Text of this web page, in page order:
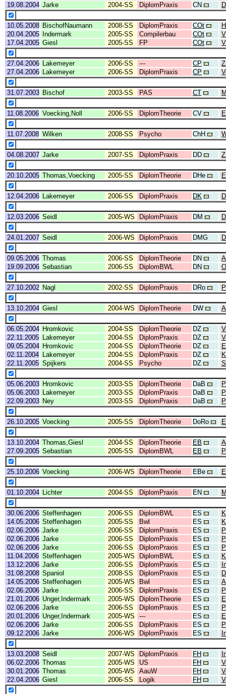
19.08.2004 Jarke 2004-SS DiplomPraxis CN
10.05.2008 BischofNaumann 2008-SS DiplomPraxis COt
20.04.2005
Indermark 2005-SS Compilerbau COt
17.04.2005 Giesl 2005-SS FP COt
27.04.2006 Lakemeyer 2006-SS --- CP
27.04.2006
Lakemeyer 2006-SS DiplomPraxis CP
31.07.2003 Bischof 2003-SS PAS CT
11.08.2006 Voecking,Noll 2006-SS DiplomTheorie CV
11.07.2008 Wilken 2008-SS Psycho ChH
04.08.2007 Jarke 2007-SS DiplomPraxis DD
20.10.2005 Thomas,Voecking 2005-SS DiplomTheorie DHe
12.04.2006 Lakemeyer 2006-SS DiplomPraxis DK
12.03.2006 Seidl 2005-WS DiplomPraxis DM
24.01.2007 Seidl 2006-WS DiplomPraxis DMG
09.05.2006 Thomas 2006-SS DiplomTheorie DN
19.09.2006 Sebastian 2006-SS DiplomBWL DN
27.10.2002 Nagl 2002-SS DiplomPraxis DRo
13.10.2004 Giesl 2004-WS DiplomTheorie DW
06.05.2004 Hromkovic 2004-SS DiplomTheorie DZ
22.11.2005
Lakemeyer 2004-SS DiplomPraxis DZ
09.05.2004 Hromkovic 2004-SS DiplomTheorie DZ
02.11.2004
Lakemeyer 2004-SS DiplomPraxis DZ
22.11.2005 Spijkers 2004-SS Psycho DZ
05.06.2003 Hromkovic 2003-SS DiplomTheorie DaB
05.06.2003
Lakemeyer 2003-SS DiplomPraxis DaB
22.09.2003 Ney 2003-SS DiplomPraxis DaB
26.10.2005 Voecking 2005-SS DiplomTheorie DoRo
13.10.2004 Thomas,Giesl 2004-SS DiplomTheorie EB
27.09.2005 Sebastian 2005-SS DiplomBWL EB
25.10.2006 Voecking 2006-WS DiplomTheorie EBe
01.10.2004 Lichter 2004-SS DiplomPraxis EN
30.06.2006 Steffenhagen 2006-SS DiplomBWL ES
14.05.2006 Steffenhagen 2005-SS Bwl ES
02.06.2006 Jarke 2006-SS DiplomPraxis ES
02.06.2006 Jarke 2006-SS DiplomPraxis ES
02.06.2006 Jarke 2006-SS DiplomPraxis ES
11.04.2006 Steffenhagen 2005-WS DiplomBWL ES
13.12.2006 Jarke 2006-SS DiplomPraxis ES
31.08.2008 Spaniol 2008-SS DiplomPraxis ES
14.05.2006 Steffenhagen 2005-WS Bwl ES
02.06.2006 Jarke 2006-SS DiplomPraxis ES
21.01.2006 Unger,Indermark 2005-WS DiplomTheorie ES
02.06.2006 Jarke 2006-SS DiplomPraxis ES
20.01.2006 Unger,Indermark 2005-WS --- ES
02.06.2006 Jarke 2006-SS DiplomPraxis ES
09.12.2006 Jarke 2006-WS DiplomPraxis ES
13.03.2008 Seidl 2007-WS DiplomPraxis FH
06.02.2006 Thomas 2005-WS US FH
30.01.2006 Thomas 2005-WS AauW FH
22.04.2006 Giesl 2006-SS Logik FH